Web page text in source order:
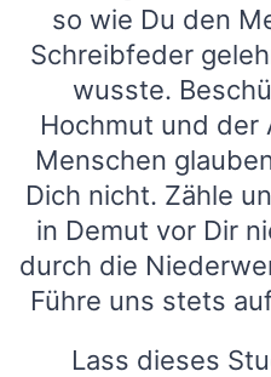
so wie Du den
Schreibfeder
wusste.
Hochmut und der
Menschen
Dich nicht. Zähle
in Demut vor Dir
durch die
Führe uns stets
Lass dieses